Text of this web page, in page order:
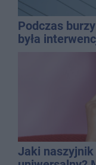
Podczas
była
Jaki